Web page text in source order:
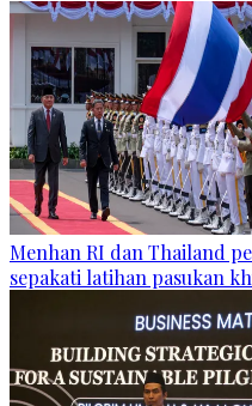
Menhan RI dan Thailand
sepakati latihan pasukan